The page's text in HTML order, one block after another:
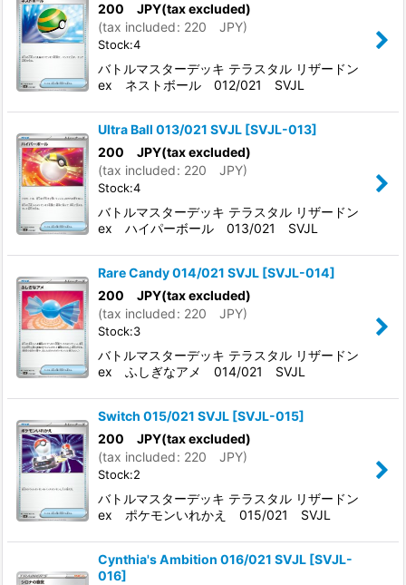
200 JPY(tax excluded)
(tax included: 220 JPY)
Stock:4
バトルマスターデッキ テラスタル リザードン
ex ネストボール 012/021 SVJL
Ultra Ball 013/021 SVJL [SVJL-013]
200 JPY(tax excluded)
(tax included: 220 JPY)
Stock:4
バトルマスターデッキ テラスタル リザードン
ex ハイパーボール 013/021 SVJL
Rare Candy 014/021 SVJL [SVJL-014]
200 JPY(tax excluded)
(tax included: 220 JPY)
Stock:3
バトルマスターデッキ テラスタル リザードン
ex ふしぎなアメ 014/021 SVJL
Switch 015/021 SVJL [SVJL-015]
200 JPY(tax excluded)
(tax included: 220 JPY)
Stock:2
バトルマスターデッキ テラスタル リザードン
ex ポケモンいれかえ 015/021 SVJL
Cynthia's Ambition 016/021 SVJL [SVJL-
016]